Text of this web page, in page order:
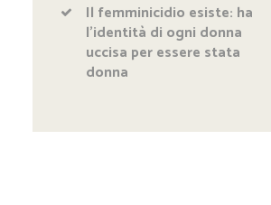
Il femminicidio esiste: ha
l’identità di ogni donna
uccisa per essere stata
donna